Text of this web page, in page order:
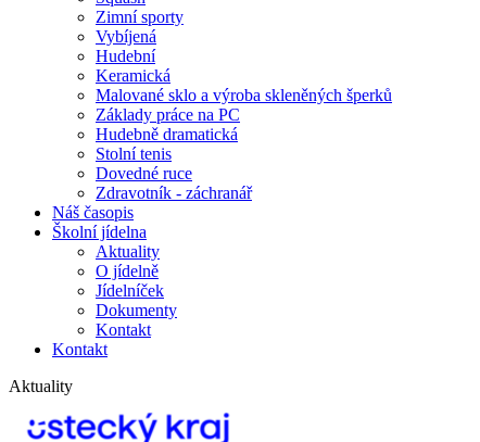
Zimní sporty
Vybíjená
Hudební
Keramická
Malované sklo a výroba skleněných šperků
Základy práce na PC
Hudebně dramatická
Stolní tenis
Dovedné ruce
Zdravotník - záchranář
Náš časopis
Školní jídelna
Aktuality
O jídelně
Jídelníček
Dokumenty
Kontakt
Kontakt
Aktuality